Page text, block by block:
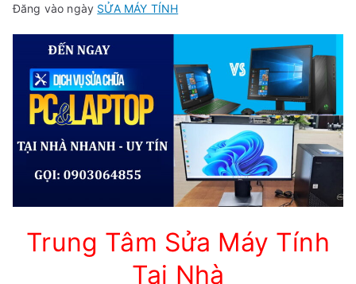
Đăng vào ngày SỬA MÁY TÍNH
Trung Tâm Sửa Máy Tính
Tại Nhà